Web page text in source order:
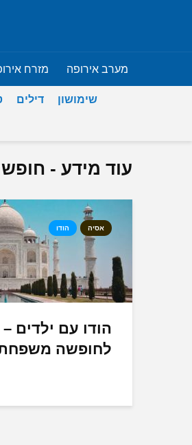
מערב אירופה מזרח
שימושון דילים
עוד מידע -
אסיה הודו
הודו עם ילדים
לחופשה